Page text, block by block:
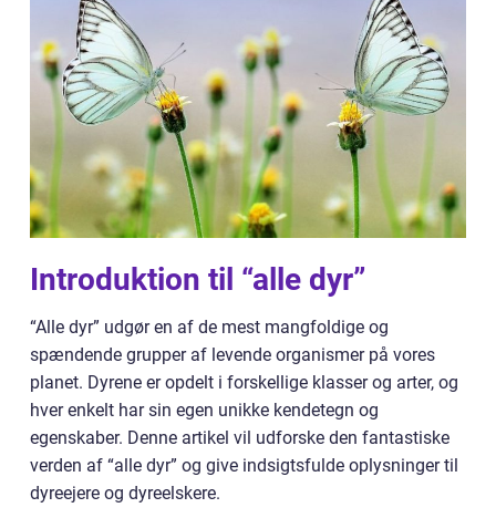
Introduktion til “alle dyr”
“Alle dyr” udgør en af de mest mangfoldige og
spændende grupper af levende organismer på vores
planet. Dyrene er opdelt i forskellige klasser og arter, og
hver enkelt har sin egen unikke kendetegn og
egenskaber. Denne artikel vil udforske den fantastiske
verden af “alle dyr” og give indsigtsfulde oplysninger til
dyreejere og dyreelskere.